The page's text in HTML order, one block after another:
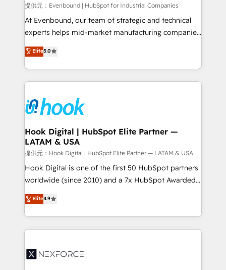
Your team learns while we build. We fix what others
broke. Built for mid-market reality—practical
solutions that work with your actual headcount and
HubSpot partners 🔄 Top 5% globally in client
retention 📅 8+ years of consistent results since 2017
move beyond spreadsheets into unified systems
that drive real business results.
提供元：Evenbound | HubSpot for Industrial Companies
At Evenbound, our team of strategic and technical
experts helps mid-market manufacturing companies
achieve real growth. We specialize in delivering
tailored solutions that drive results by leveraging
HubSpot’s platform and data to fuel success.
Technical Solutions: - HubSpot Technical Consulting -
Onboarding - Data Migration & Integrations -
Technical Audit & Optimization Strategic Solutions: -
Revenue Operations - Inbound Marketing -
Outbound Marketing - HubSpot CMS Website
Design & Development We empower our clients to
reach their full potential by providing transparent,
relationship-driven support. With over 300 HubSpot
technical know-how and strategic guidance you
need to succeed.
Elite5.0
Hook Digital | HubSpot Elite Partner —
LATAM & USA
提供元：Hook Digital | HubSpot Elite Partner — LATAM & USA
Hook Digital is one of the first 50 HubSpot partners
worldwide (since 2010) and a 7x HubSpot Awarded
Elite Partner. With 500+ projects across the U.S.,
Brazil, and LATAM, we combine global expertise with
regional experience. Today, we are Brazil’s largest
HubSpot Elite Partner—trusted by companies across
Implementation & Migration Onboarding across all
Elite4.9